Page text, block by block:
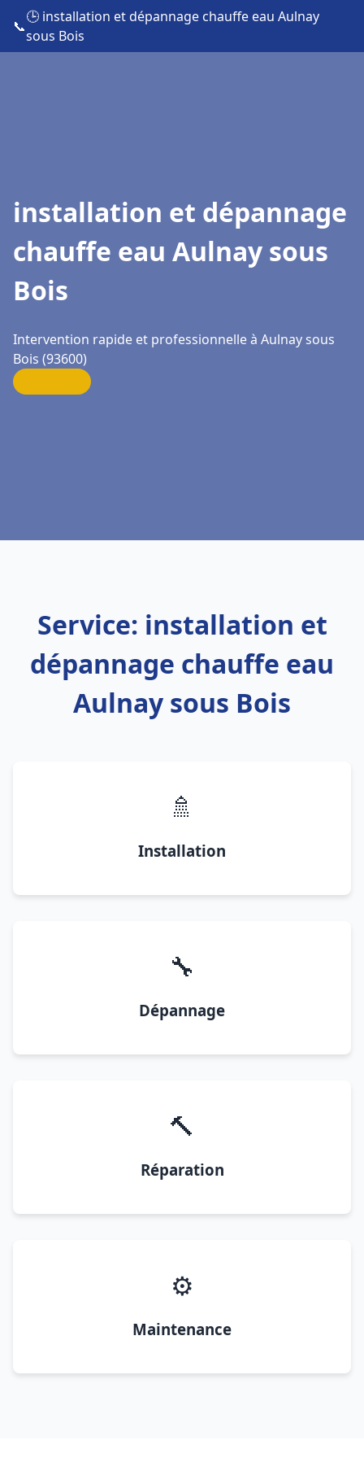
📞
🕒 installation et dépannage chauffe eau Aulnay
sous Bois
installation et dépannage
chauffe eau Aulnay sous
Bois
Intervention rapide et professionnelle à Aulnay sous
Bois (93600)
Service: installation et
dépannage chauffe eau
Aulnay sous Bois
🚿
Installation
🔧
Dépannage
🔨
Réparation
⚙️
Maintenance